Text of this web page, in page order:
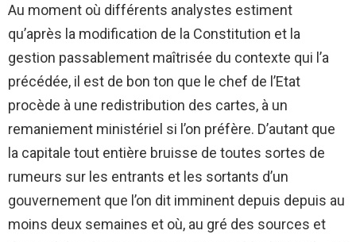
Au moment où différents analystes estiment
qu’après la modification de la Constitution et la
gestion passablement maîtrisée du contexte qui l’a
précédée, il est de bon ton que le chef de l’Etat
procède à une redistribution des cartes, à un
remaniement ministériel si l’on préfère. D’autant que
la capitale tout entière bruisse de toutes sortes de
rumeurs sur les entrants et les sortants d’un
gouvernement que l’on dit imminent depuis depuis au
moins deux semaines et où, au gré des sources et